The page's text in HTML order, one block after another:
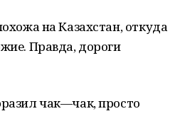
на Казахстан, откуда
Правда, дороги
чак—чак, просто